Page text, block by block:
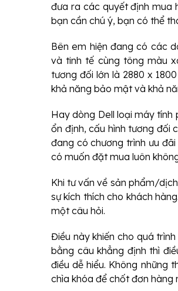
đưa ra các quyết định mua
bạn cần chú ý, bạn có thể
Bên em hiện đang có các
và tinh tế cùng tông màu
tương đối lớn là 2880 x
khả năng bảo mật và khả
Hay dòng Dell loại máy tính
ổn định, cấu hình tương đối
đang có chương trình ưu
có muốn đặt mua luôn
Khi tư vấn về sản phẩm/
sự kích thích cho khách
một câu hỏi.
Điều này khiến cho quá
bằng câu khẳng định thì
điều dễ hiểu. Không những
chìa khóa để chốt đơn hàng